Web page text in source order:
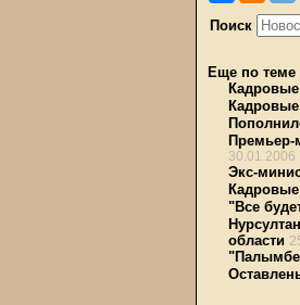
Поиск
Еще по теме
Кадровые
Премьер-
30.01.2006
Экс-
"Все
области